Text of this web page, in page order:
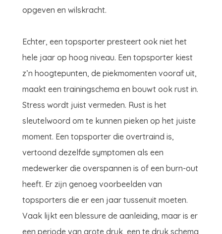
opgeven en wilskracht.
Echter, een topsporter presteert ook niet het
hele jaar op hoog niveau. Een topsporter kiest
z’n hoogtepunten, de piekmomenten vooraf uit,
maakt een trainingschema en bouwt ook rust in.
Stress wordt juist vermeden. Rust is het
sleutelwoord om te kunnen pieken op het juiste
moment. Een topsporter die overtraind is,
vertoond dezelfde symptomen als een
medewerker die overspannen is of een burn-out
heeft. Er zijn genoeg voorbeelden van
topsporters die er een jaar tussenuit moeten.
Vaak lijkt een blessure de aanleiding, maar is er
een periode van grote druk, een te druk schema